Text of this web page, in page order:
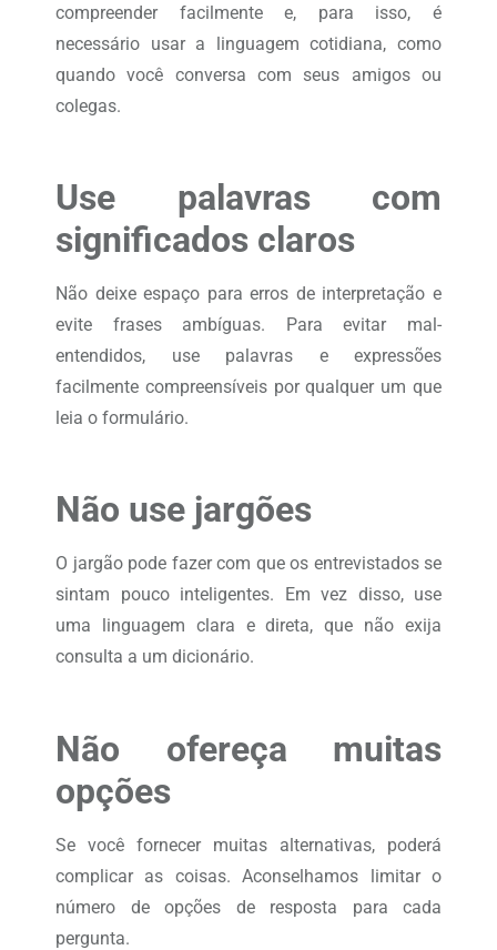
compreender facilmente e, para isso, é
necessário usar a linguagem cotidiana, como
quando você conversa com seus amigos ou
colegas.
Use palavras com
significados claros
Não deixe espaço para erros de interpretação e
evite frases ambíguas. Para evitar mal-
entendidos, use palavras e expressões
facilmente compreensíveis por qualquer um que
leia o formulário.
Não use jargões
O jargão pode fazer com que os entrevistados se
sintam pouco inteligentes. Em vez disso, use
uma linguagem clara e direta, que não exija
consulta a um dicionário.
Não ofereça muitas
opções
Se você fornecer muitas alternativas, poderá
complicar as coisas. Aconselhamos limitar o
número de opções de resposta para cada
pergunta.